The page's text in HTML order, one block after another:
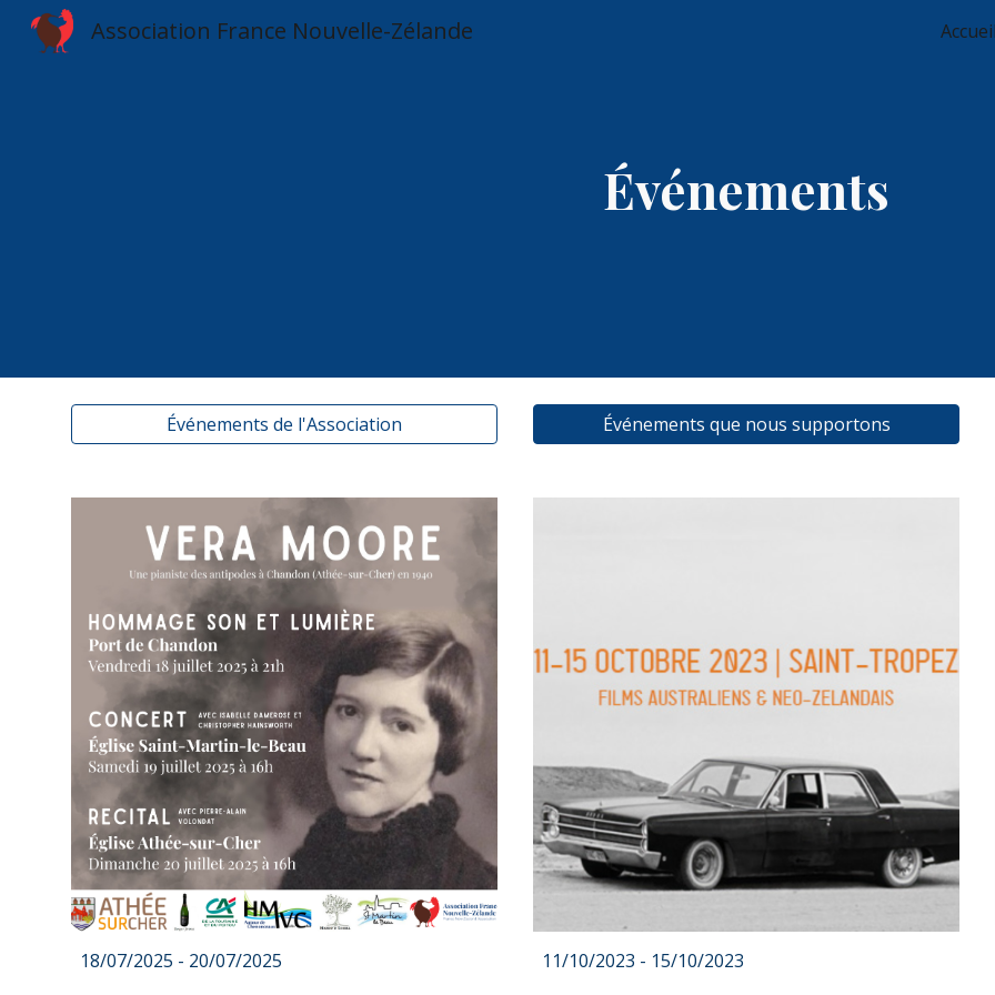
Skip to
Association France Nouvelle-Zélande
Événements
Événements de l'Association Événements que nous supportons
18/07/2025 - 20/07/2025 11/10/2023 - 15/10/2023